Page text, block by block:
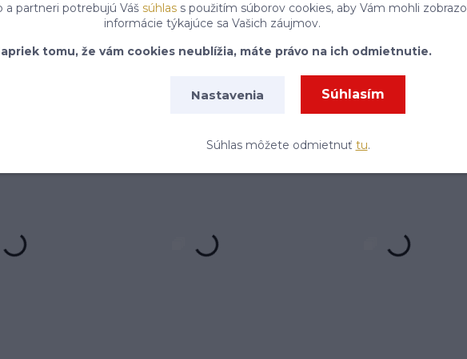
Môžete sa kedykoľvek odhlásiť. Zasielame raz za 14 dní.
a partneri potrebujú Váš súhlass použitím súborov cookies, aby Vám mohli
informácie týkajúce sa Vašich záujmov.
tomu, že vám cookies neublížia, máte právo na ich odmietnutie.
Nastavenia Súhlasím
Súhlas môžete odmietnuť tu.